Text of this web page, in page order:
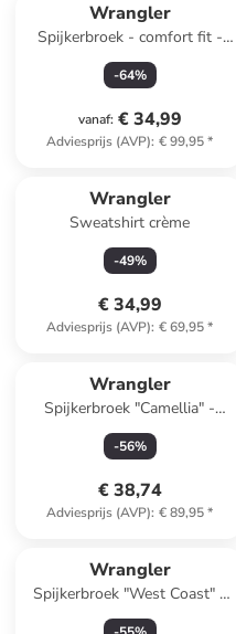
Wrangler
Spijkerbroek - comfort fit -
donkerblauw
-64%
vanaf: € 34,99
Adviesprijs (AVP): € 99,95*
Wrangler
Sweatshirt crème
-49%
€ 34,99
Adviesprijs (AVP): € 69,95*
Wrangler
Spijkerbroek "Camellia" -
skinny fit - blauw
-56%
€ 38,74
Adviesprijs (AVP): € 89,95*
Wrangler
Spijkerbroek "West Coast" -
flare fit - lichtblauw